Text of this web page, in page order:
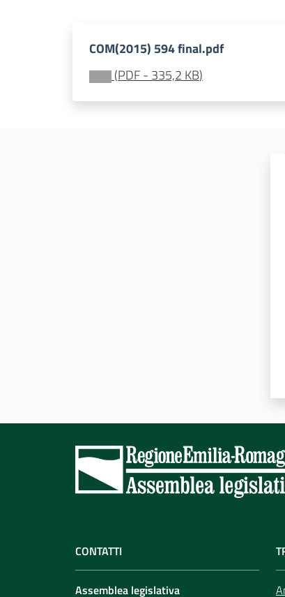
COM(2015) 594 final.pdf
(PDF- 335,2 KB)
CONTATTI
Assemblea legislativa